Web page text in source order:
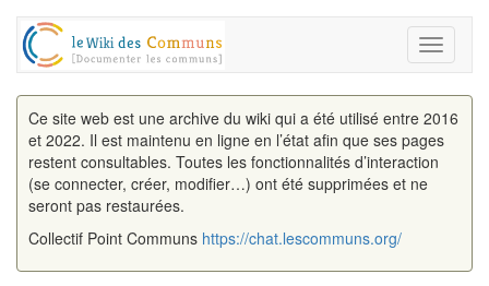
Toggle
Ce site web est une archive du wiki qui a été utilisé entre 2016
et 2022. Il est maintenu en ligne en l’état afin que ses pages
restent consultables. Toutes les fonctionnalités d’interaction
(se connecter, créer, modifier…) ont été supprimées et ne
seront pas restaurées.
Collectif Point Communs https://chat.lescommuns.org/